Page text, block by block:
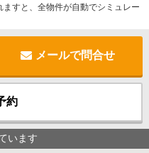
すと、全物件が自動でシミュレー
メールで問合せ
約
います